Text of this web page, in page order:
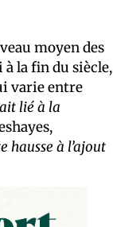
moyen des
la fin du siècle,
varie entre
lié à la
hausse à l’ajout